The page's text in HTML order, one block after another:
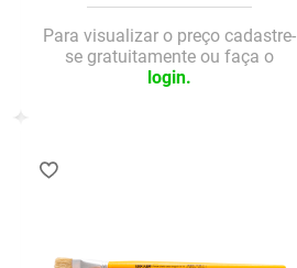
Para visualizar o preço cadastre-
se gratuitamente ou faça o
login.